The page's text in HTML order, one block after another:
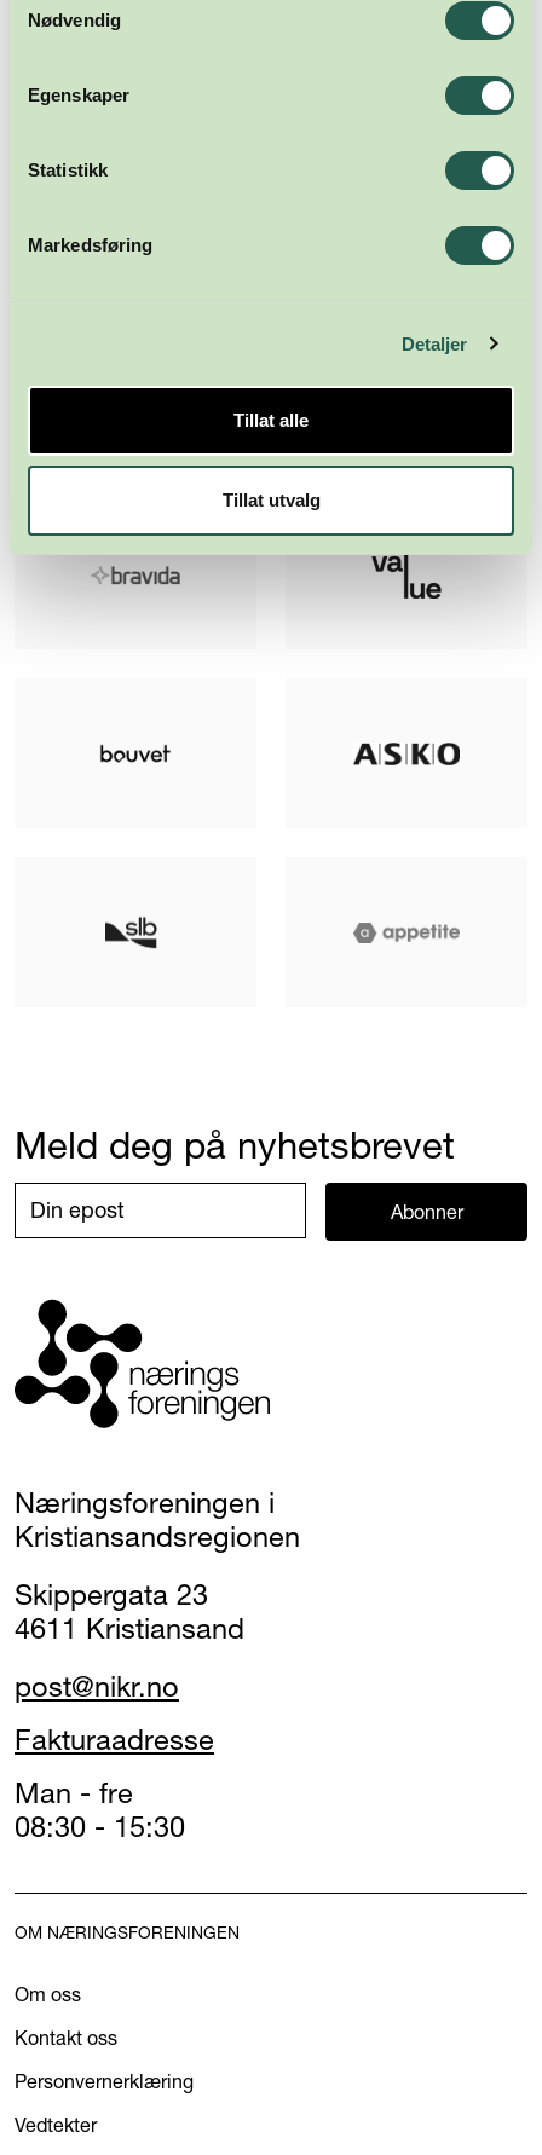
Nødvendig
Egenskaper
Statistikk
Markedsføring
Detaljer
Tillat alle
Tillat utvalg
Meld deg på nyhetsbrevet
Abonner
Næringsforeningen i
Kristiansandsregionen
Skippergata 23
4611 Kristiansand
post@nikr.no
Fakturaadresse
Man - fre
08:30 - 15:30
OM NÆRINGSFORENINGEN
Om oss
Kontakt oss
Personvernerklæring
Vedtekter